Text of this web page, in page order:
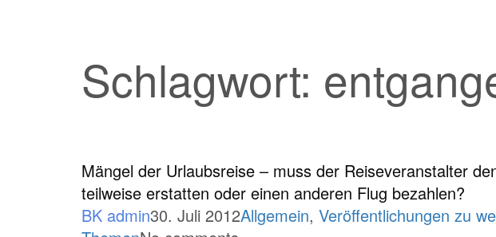
Schlagwort:
Mängel der Urlaubsreise – muss der Reiseveranstalter
teilweise erstatten oder einen anderen Flug bezahlen?
BK admin30. Juli 2012Allgemein, Veröffentlichungen zu